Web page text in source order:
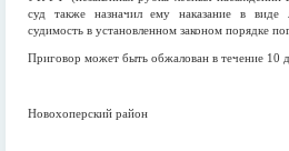
суд также назначил ему наказание в виде
судимость в установленном законом порядке
Приговор может быть обжалован в течение 10
Новохоперский район